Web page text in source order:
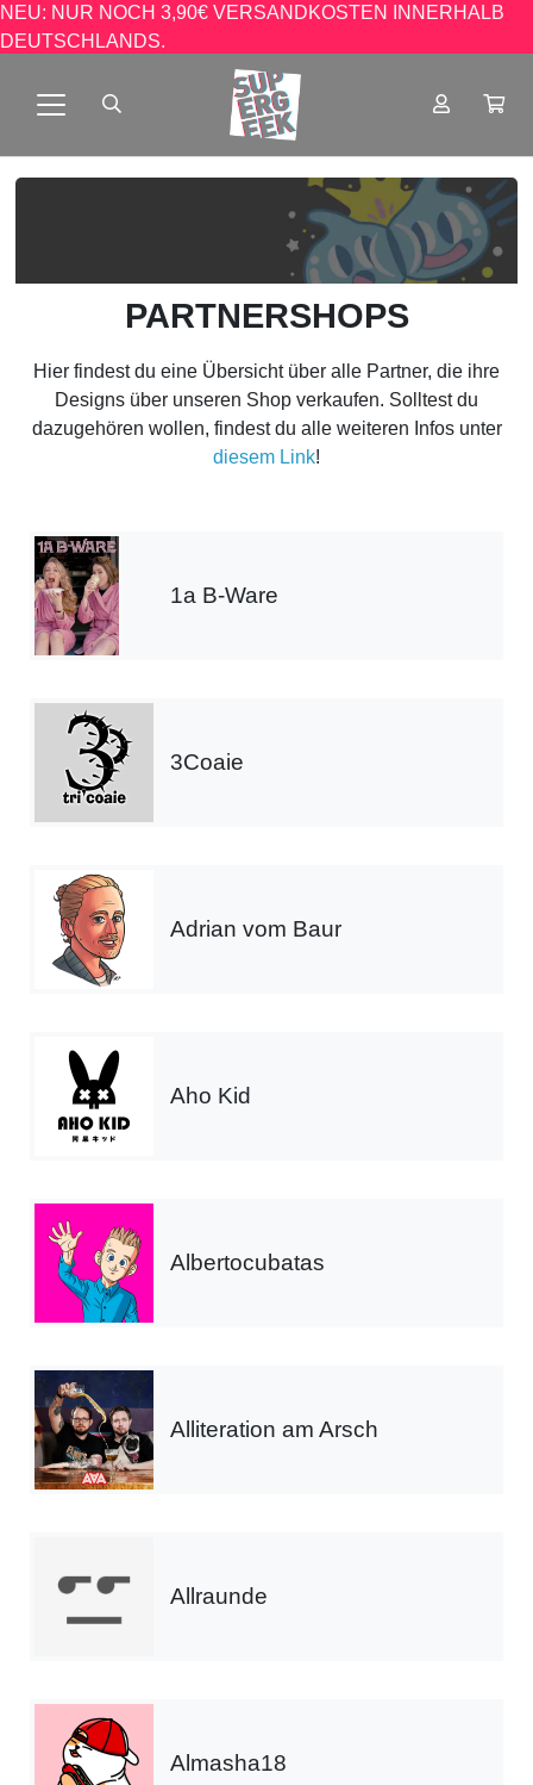
NEU: NUR NOCH 3,90€ VERSANDKOSTEN INNERHALB
DEUTSCHLANDS.
PARTNERSHOPS
Hier findest du eine Übersicht über alle Partner, die ihre
Designs über unseren Shop verkaufen. Solltest du
dazugehören wollen, findest du alle weiteren Infos unter
diesem Link!
1a B-Ware
3Coaie
Adrian vom Baur
Aho Kid
Albertocubatas
Alliteration am Arsch
Allraunde
Almasha18